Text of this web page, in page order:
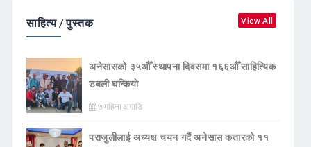
साहित्य / पुस्तक View All
अनेसासको ३५औँ स्थापना दिवसमा १६६औँ साहित्यिक
डबली घन्कियाे
७ महिना अगाडि
पराजुलीलाई अध्यक्ष चयन गर्दै अनेसास कतारको ११